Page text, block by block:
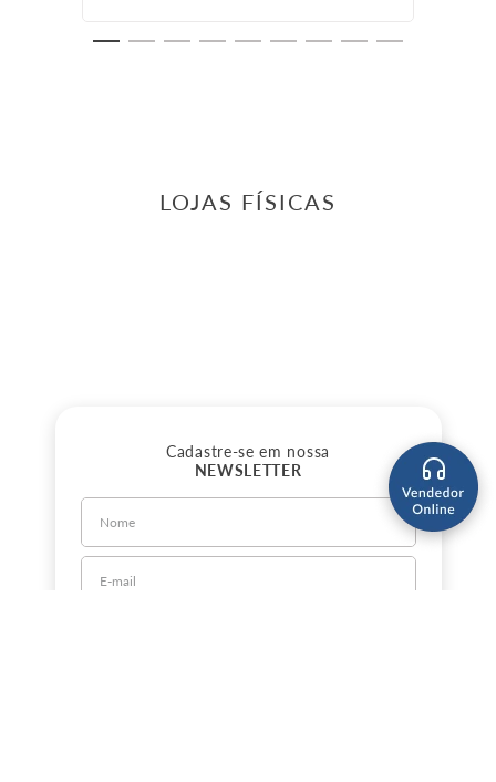
LOJAS FÍSICAS
Cadastre-se em nossa
NEWSLETTER